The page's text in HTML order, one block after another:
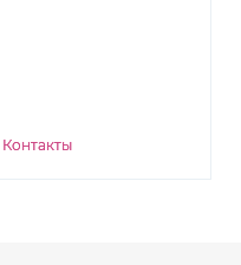
Контакты